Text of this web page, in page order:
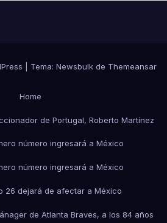
Tema: Newsbulkde Themeansar
Home
de Portugal, Roberto Martínez
número ingresará a México
número ingresará a México
26 dejará de afectar a México
de Atlanta Braves, a los 84 años